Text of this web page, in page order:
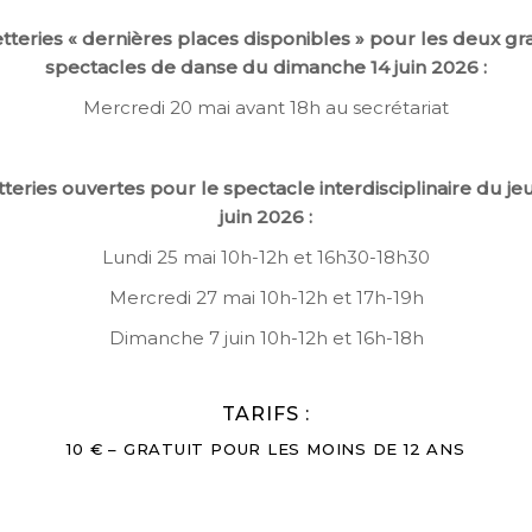
« dernières places disponibles » pour les deux
spectacles de danse du dimanche 14 juin 2026 :
Mercredi 20 mai avant 18h au secrétariat
ouvertes pour le spectacle interdisciplinaire du
juin 2026 :
Lundi 25 mai 10h-12h et 16h30-18h30
Mercredi 27 mai 10h-12h et 17h-19h
Dimanche 7 juin 10h-12h et 16h-18h
TARIFS :
10 € – GRATUIT POUR LES MOINS DE 12 ANS